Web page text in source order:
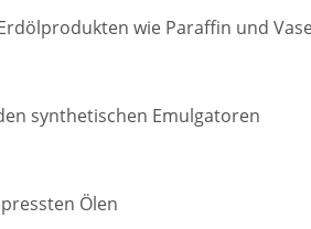
wie Paraffin und
synthetischen Emulgatoren
Ölen